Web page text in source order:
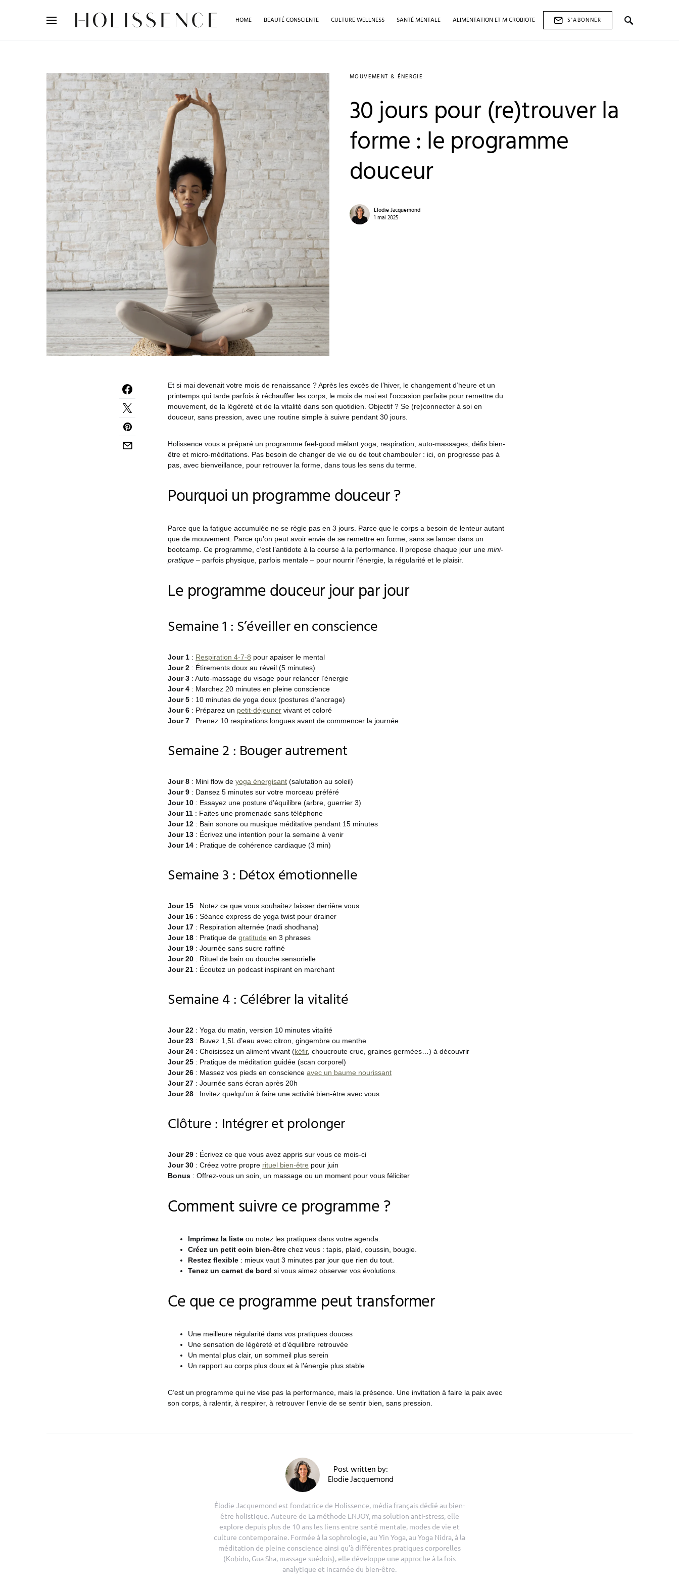
HOME BEAUTÉ CONSCIENTE CULTURE WELLNESS SANTÉ MENTALE ALIMENTATION ET MICROBIOTE
S'ABONNER
MOUVEMENT & ÉNERGIE
30 jours pour (re)trouver la
forme : le programme
douceur
Elodie Jacquemond
1 mai 2025
Et si mai devenait votre mois de renaissance ? Après les excès de l’hiver, le changement d’heure et un
printemps qui tarde parfois à réchauffer les corps, le mois de mai est l’occasion parfaite pour remettre du
mouvement, de la légèreté et de la vitalité dans son quotidien. Objectif ? Se (re)connecter à soi en
douceur, sans pression, avec une routine simple à suivre pendant 30 jours.
Holissence vous a préparé un programme feel-good mêlant yoga, respiration, auto-massages, défis bien-
être et micro-méditations. Pas besoin de changer de vie ou de tout chambouler : ici, on progresse pas à
pas, avec bienveillance, pour retrouver la forme, dans tous les sens du terme.
Pourquoi un programme douceur ?
Parce que la fatigue accumulée ne se règle pas en 3 jours. Parce que le corps a besoin de lenteur autant
que de mouvement. Parce qu’on peut avoir envie de se remettre en forme, sans se lancer dans un
bootcamp. Ce programme, c’est l’antidote à la course à la performance. Il propose chaque jour une mini-
pratique – parfois physique, parfois mentale – pour nourrir l’énergie, la régularité et le plaisir.
Le programme douceur jour par jour
Semaine 1 : S’éveiller en conscience
Jour 1 : Respiration 4-7-8 pour apaiser le mental
Jour 2 : Étirements doux au réveil (5 minutes)
Jour 3 : Auto-massage du visage pour relancer l’énergie
Jour 4 : Marchez 20 minutes en pleine conscience
Jour 5 : 10 minutes de yoga doux (postures d’ancrage)
Jour 6 : Préparez un petit-déjeuner vivant et coloré
Jour 7 : Prenez 10 respirations longues avant de commencer la journée
Semaine 2 : Bouger autrement
Jour 8 : Mini flow de yoga énergisant (salutation au soleil)
Jour 9 : Dansez 5 minutes sur votre morceau préféré
Jour 10 : Essayez une posture d’équilibre (arbre, guerrier 3)
Jour 11 : Faites une promenade sans téléphone
Jour 12 : Bain sonore ou musique méditative pendant 15 minutes
Jour 13 : Écrivez une intention pour la semaine à venir
Jour 14 : Pratique de cohérence cardiaque (3 min)
Semaine 3 : Détox émotionnelle
Jour 15 : Notez ce que vous souhaitez laisser derrière vous
Jour 16 : Séance express de yoga twist pour drainer
Jour 17 : Respiration alternée (nadi shodhana)
Jour 18 : Pratique de gratitude en 3 phrases
Jour 19 : Journée sans sucre raffiné
Jour 20 : Rituel de bain ou douche sensorielle
Jour 21 : Écoutez un podcast inspirant en marchant
Semaine 4 : Célébrer la vitalité
Jour 22 : Yoga du matin, version 10 minutes vitalité
Jour 23 : Buvez 1,5L d’eau avec citron, gingembre ou menthe
Jour 24 : Choisissez un aliment vivant (kéfir, choucroute crue, graines germées…) à découvrir
Jour 25 : Pratique de méditation guidée (scan corporel)
Jour 26 : Massez vos pieds en conscience avec un baume nourissant
Jour 27 : Journée sans écran après 20h
Jour 28 : Invitez quelqu’un à faire une activité bien-être avec vous
Clôture : Intégrer et prolonger
Jour 29 : Écrivez ce que vous avez appris sur vous ce mois-ci
Jour 30 : Créez votre propre rituel bien-être pour juin
Bonus : Offrez-vous un soin, un massage ou un moment pour vous féliciter
Comment suivre ce programme ?
Imprimez la liste ou notez les pratiques dans votre agenda.
Créez un petit coin bien-être chez vous : tapis, plaid, coussin, bougie.
Restez flexible : mieux vaut 3 minutes par jour que rien du tout.
Tenez un carnet de bord si vous aimez observer vos évolutions.
Ce que ce programme peut transformer
Une meilleure régularité dans vos pratiques douces
Une sensation de légèreté et d’équilibre retrouvée
Un mental plus clair, un sommeil plus serein
Un rapport au corps plus doux et à l’énergie plus stable
C’est un programme qui ne vise pas la performance, mais la présence. Une invitation à faire la paix avec
son corps, à ralentir, à respirer, à retrouver l’envie de se sentir bien, sans pression.
Post written by:
Elodie Jacquemond
Élodie Jacquemond est fondatrice de Holissence, média français dédié au bien-
être holistique. Auteure de La méthode ENJOY, ma solution anti-stress, elle
explore depuis plus de 10 ans les liens entre santé mentale, modes de vie et
culture contemporaine. Formée à la sophrologie, au Yin Yoga, au Yoga Nidra, à la
méditation de pleine conscience ainsi qu’à différentes pratiques corporelles
(Kobido, Gua Sha, massage suédois), elle développe une approche à la fois
analytique et incarnée du bien-être.